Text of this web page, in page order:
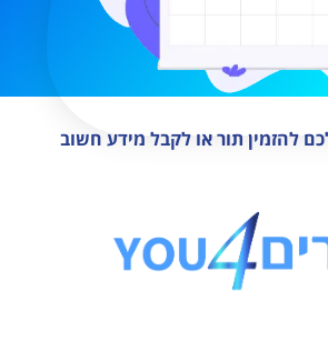
להזמין תור או לקבל מידע חשוב